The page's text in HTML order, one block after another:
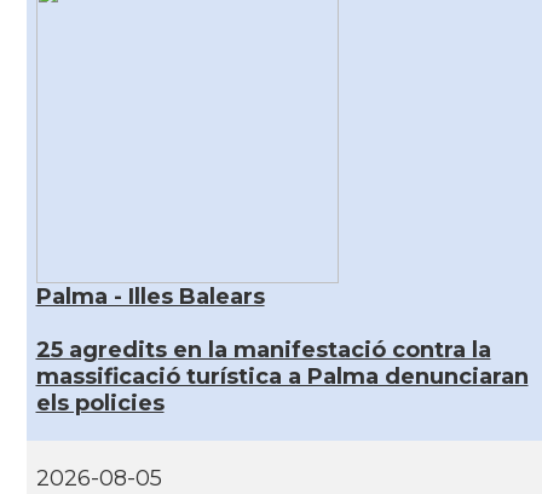
Palma - Illes Balears
25 agredits en la manifestació contra la
massificació turística a Palma denunciaran
els policies
2026-08-05